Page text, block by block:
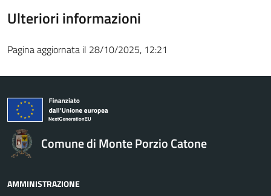
Ulteriori informazioni
Pagina aggiornata il 28/10/2025, 12:21
Comune di Monte Porzio Catone
AMMINISTRAZIONE